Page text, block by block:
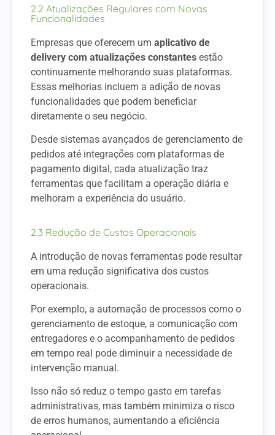
2.2 Atualizações Regulares com Novas
Funcionalidades
Empresas que oferecem um aplicativo de
delivery com atualizações constantes estão
continuamente melhorando suas plataformas.
Essas melhorias incluem a adição de novas
funcionalidades que podem beneficiar
diretamente o seu negócio.
Desde sistemas avançados de gerenciamento de
pedidos até integrações com plataformas de
pagamento digital, cada atualização traz
ferramentas que facilitam a operação diária e
melhoram a experiência do usuário.
2.3 Redução de Custos Operacionais
A introdução de novas ferramentas pode resultar
em uma redução significativa dos custos
operacionais.
Por exemplo, a automação de processos como o
gerenciamento de estoque, a comunicação com
entregadores e o acompanhamento de pedidos
em tempo real pode diminuir a necessidade de
intervenção manual.
Isso não só reduz o tempo gasto em tarefas
administrativas, mas também minimiza o risco
de erros humanos, aumentando a eficiência